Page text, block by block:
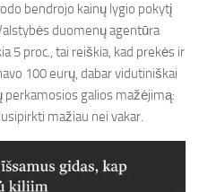
bendrojo kainų lygio pokytį
duomenų agentūra
5 proc., tai reiškia, kad prekės ir
100 eurų, dabar vidutiniškai
perkamosios galios mažėjimą:
mažiau nei vakar.